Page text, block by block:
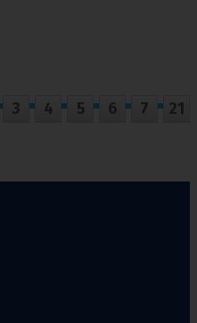
3 4 5 6 7 21